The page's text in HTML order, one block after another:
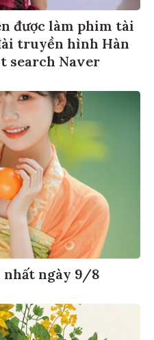
được làm phim tài
truyền hình Hàn
search Naver
nhất ngày 9/8